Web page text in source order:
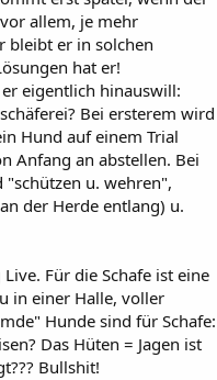
allem, je mehr
bleibt er in solchen
hat er!
eigentlich hinauswill:
Bei ersterem wird
Hund auf einem Trial
Anfang an abstellen. Bei
"schützen u. wehren",
der Herde entlang) u.
Für die Schafe ist eine
in einer Halle, voller
Hunde sind für Schafe:
Das Hüten = Jagen ist
Bullshit!